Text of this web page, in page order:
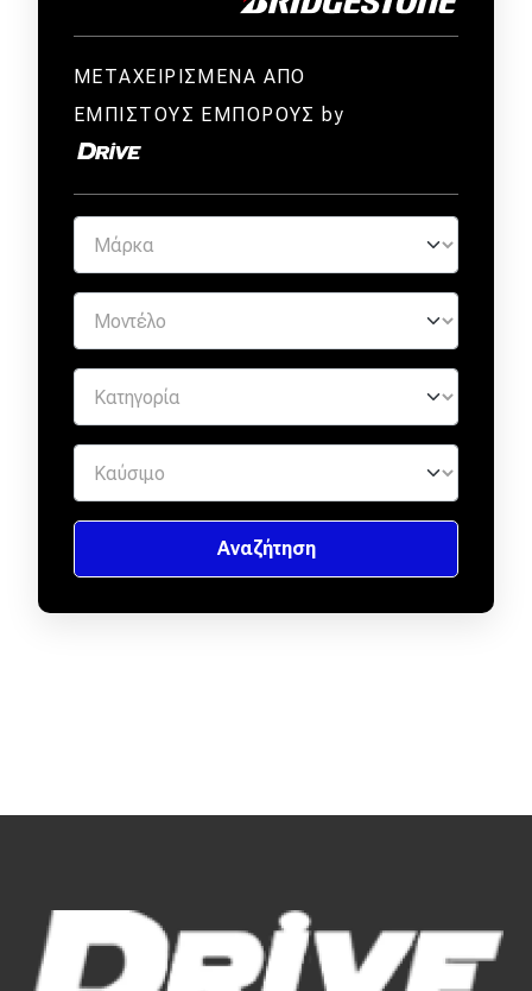
ΜΕΤΑΧΕΙΡΙΣΜΕΝΑ ΑΠΟ
ΕΜΠΙΣΤΟΥΣ ΕΜΠΟΡΟΥΣ by